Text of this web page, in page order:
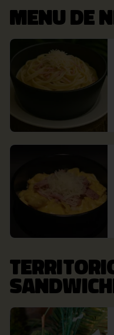
MENU DE